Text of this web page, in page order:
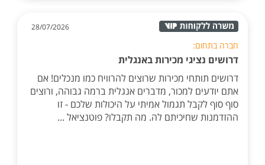
28/07/2026
חברה בתחום:
דרושים נציגי מכירות באנגלית
דרושים תותחי מכירות שרוצים להרוויח כמו מנכלים! אם
אתם יודעים למכור, מדברים אנגלית ברמה גבוהה, ורוצים
סוף סוף לקבל תגמול אמיתי על היכולות שלכם - זו
ההזדמנות שחיכיתם לה. מה תקבלו? פוטנציאל ...